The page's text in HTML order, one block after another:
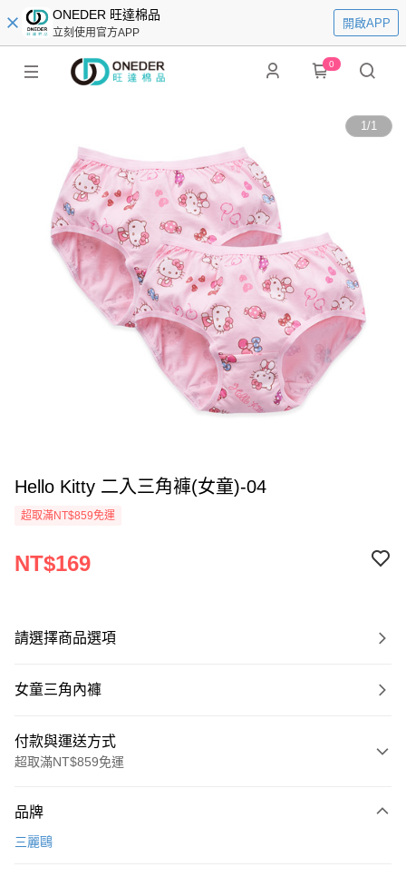
ONEDER 旺達棉品
立刻使用官方APP
開啟APP
0
1/1
Hello Kitty 二入三角褲(女童)-04
超取滿NT$859免運
NT$169
請選擇商品選項
女童三角內褲
付款與運送方式
超取滿NT$859免運
信用卡一次付款
品牌
三麗鷗